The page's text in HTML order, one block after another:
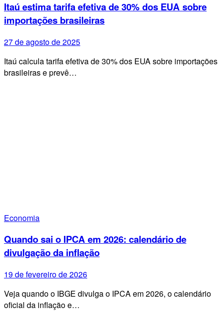
Itaú estima tarifa efetiva de 30% dos EUA sobre
importações brasileiras
27 de agosto de 2025
Itaú calcula tarifa efetiva de 30% dos EUA sobre importações
brasileiras e prevê…
Economia
Quando sai o IPCA em 2026: calendário de
divulgação da inflação
19 de fevereiro de 2026
Veja quando o IBGE divulga o IPCA em 2026, o calendário
oficial da inflação e…